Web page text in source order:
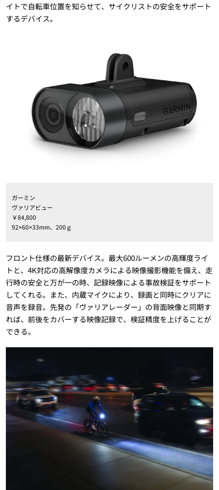
イトで自転車位置を知らせて、サイクリストの安全をサポート
するデバイス。
ガーミン
ヴァリアビュー
￥84,800
92×60×33mm、200ｇ
フロント仕様の最新デバイス。最大600ルーメンの高輝度ライ
トと、4K対応の高解像度カメラによる映像撮影機能を備え、走
行時の安全と万が一の時、記録映像による事故検証をサポート
してくれる。また、内蔵マイクにより、録画と同時にクリアに
音声を録音。先発の「ヴァリアレーダー」の背面映像と同期す
れば、前後をカバーする映像記録で、検証精度を上げることが
できる。